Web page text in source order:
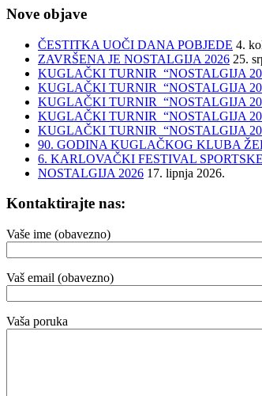
Nove objave
ČESTITKA UOČI DANA POBJEDE 4.
ZAVRŠENA JE NOSTALGIJA 2026 25.
KUGLAČKI TURNIR “NOSTALGIJA
KUGLAČKI TURNIR “NOSTALGIJA
KUGLAČKI TURNIR “NOSTALGIJA
KUGLAČKI TURNIR “NOSTALGIJA
KUGLAČKI TURNIR “NOSTALGIJA
90. GODINA KUGLAČKOG KLUBA
6. KARLOVAČKI FESTIVAL
NOSTALGIJA 2026 17. lipnja 2026.
Kontaktirajte nas:
Vaše ime (obavezno)
Vaš email (obavezno)
Vaša poruka